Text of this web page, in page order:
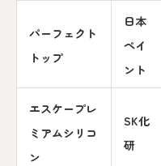
パーフェクト
トップ
日本
ペイ
ント
エスケープレ
ミアムシリコ
ン
SK化
研